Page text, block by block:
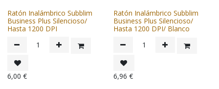
Ratón Inalámbrico Subblim
Business Plus Silencioso/
Hasta 1200 DPI
6,00 €
Ratón Inalámbrico Subblim
Business Plus Silencioso/
Hasta 1200 DPI/ Blanco
6,96 €